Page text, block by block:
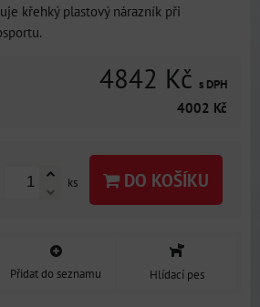
křehký plastový nárazník při
4842 Kč s DPH
4002 Kč
ks DO KOŠÍKU
Přidat do seznamu Hlídací pes